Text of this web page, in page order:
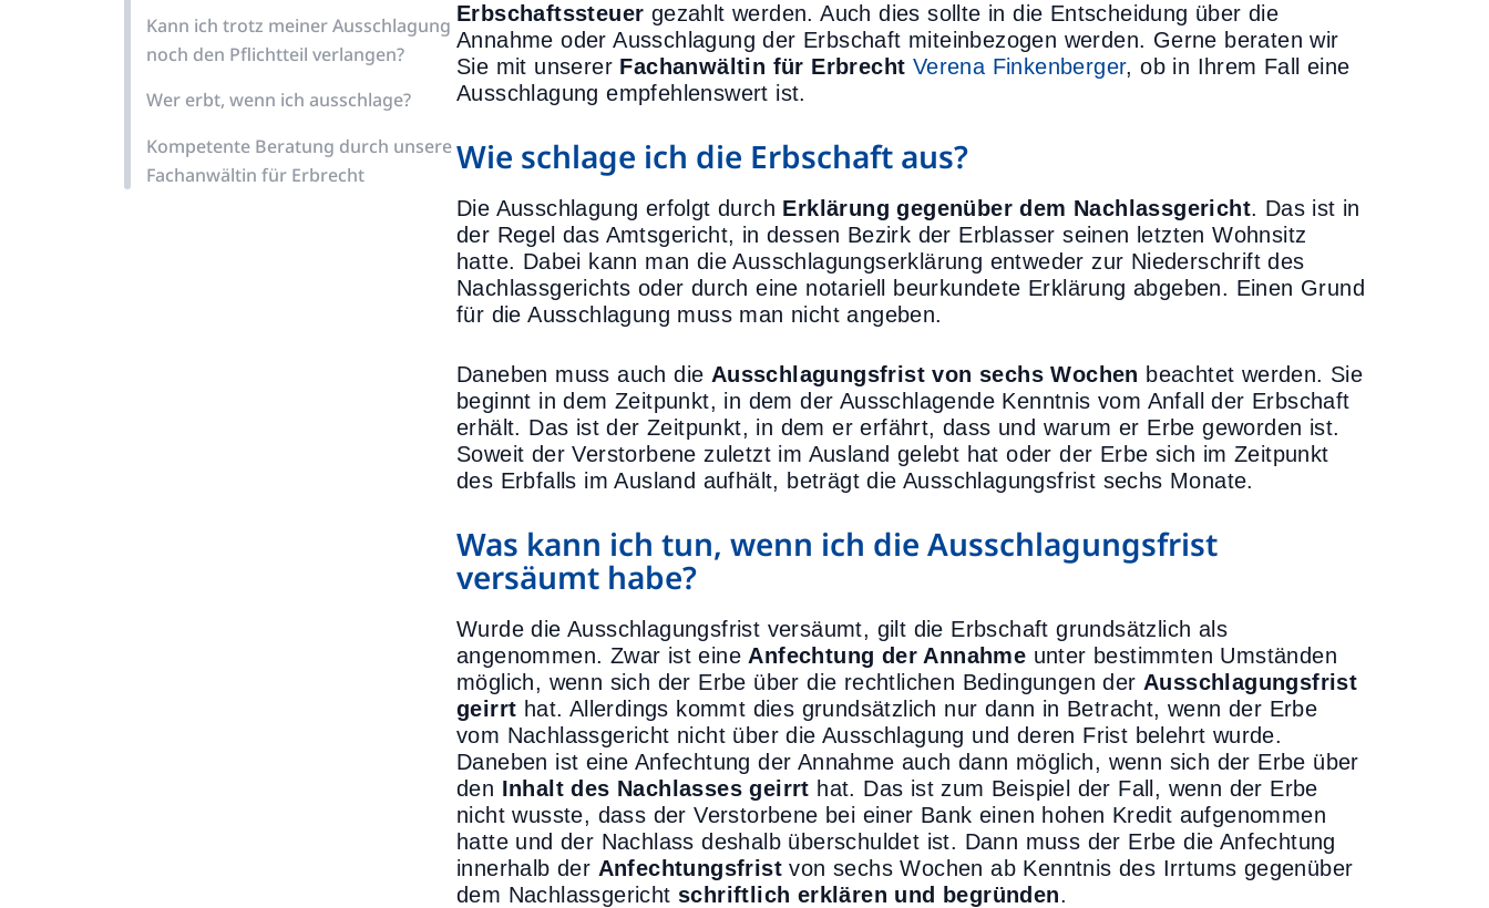
Kann ich trotz meiner Ausschlagung
noch den Pflichtteil verlangen?
Wer erbt, wenn ich ausschlage?
Kompetente Beratung durch unsere
Fachanwältin für Erbrecht
Erbschaftssteuer gezahlt werden. Auch dies sollte in die Entscheidung über die
Annahme oder Ausschlagung der Erbschaft miteinbezogen werden. Gerne beraten wir
Sie mit unserer Fachanwältin für Erbrecht Verena Finkenberger, ob in Ihrem Fall eine
Ausschlagung empfehlenswert ist.
Wie schlage ich die Erbschaft aus?
Die Ausschlagung erfolgt durch Erklärung gegenüber dem Nachlassgericht. Das ist in
der Regel das Amtsgericht, in dessen Bezirk der Erblasser seinen letzten Wohnsitz
hatte. Dabei kann man die Ausschlagungserklärung entweder zur Niederschrift des
Nachlassgerichts oder durch eine notariell beurkundete Erklärung abgeben. Einen Grund
für die Ausschlagung muss man nicht angeben.
Daneben muss auch die Ausschlagungsfrist von sechs Wochen beachtet werden. Sie
beginnt in dem Zeitpunkt, in dem der Ausschlagende Kenntnis vom Anfall der Erbschaft
erhält. Das ist der Zeitpunkt, in dem er erfährt, dass und warum er Erbe geworden ist.
Soweit der Verstorbene zuletzt im Ausland gelebt hat oder der Erbe sich im Zeitpunkt
des Erbfalls im Ausland aufhält, beträgt die Ausschlagungsfrist sechs Monate.
Was kann ich tun, wenn ich die Ausschlagungsfrist
versäumt habe?
Wurde die Ausschlagungsfrist versäumt, gilt die Erbschaft grundsätzlich als
angenommen. Zwar ist eine Anfechtung der Annahme unter bestimmten Umständen
möglich, wenn sich der Erbe über die rechtlichen Bedingungen der Ausschlagungsfrist
geirrt hat. Allerdings kommt dies grundsätzlich nur dann in Betracht, wenn der Erbe
vom Nachlassgericht nicht über die Ausschlagung und deren Frist belehrt wurde.
Daneben ist eine Anfechtung der Annahme auch dann möglich, wenn sich der Erbe über
den Inhalt des Nachlasses geirrt hat. Das ist zum Beispiel der Fall, wenn der Erbe
nicht wusste, dass der Verstorbene bei einer Bank einen hohen Kredit aufgenommen
hatte und der Nachlass deshalb überschuldet ist. Dann muss der Erbe die Anfechtung
innerhalb der Anfechtungsfrist von sechs Wochen ab Kenntnis des Irrtums gegenüber
dem Nachlassgericht schriftlich erklären und begründen.